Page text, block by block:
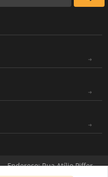
Endereço: Rua Atílio Piffer,